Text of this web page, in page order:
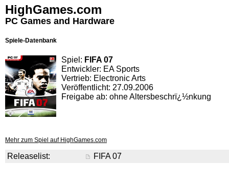
HighGames.com
PC Games and Hardware
Spiele-Datenbank
Spiel: FIFA 07
Entwickler: EA Sports
Vertrieb: Electronic Arts
Veröffentlicht: 27.09.2006
Freigabe ab: ohne Altersbeschrï¿½nkung
Mehr zum Spiel auf HighGames.com
Releaselist: FIFA 07